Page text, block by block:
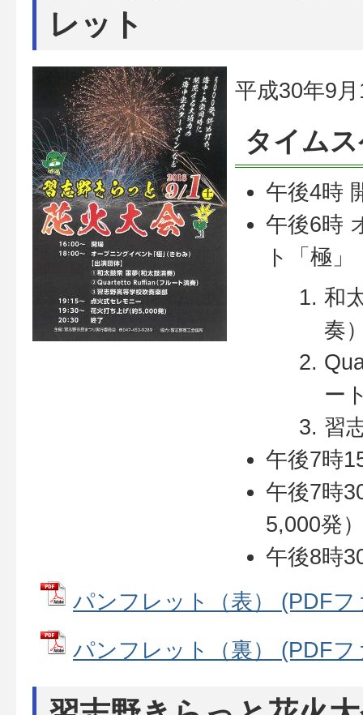
レット
平成30年9
タイム
午後4時
午後6時
ト「極
和
奏
ー
習
午後7時
午後7時
5,000発
午後8時
パンフレット（表） (PDF
パンフレット（裏） (PDF